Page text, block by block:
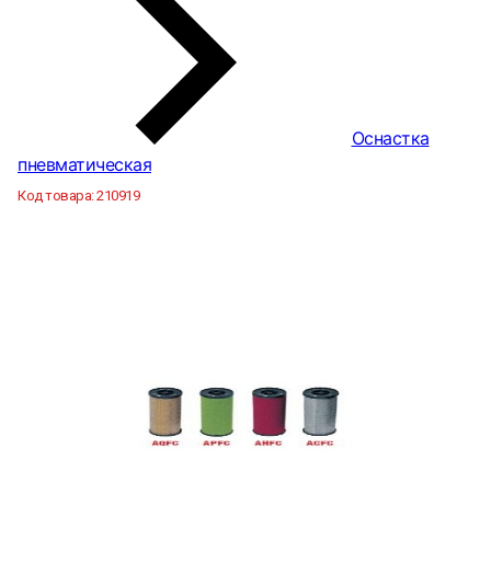
Оснастка
пневматическая
Код товара:210919